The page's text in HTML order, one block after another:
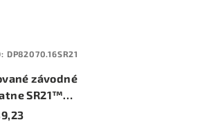
závodné
SR21™
DP82070.16SR21